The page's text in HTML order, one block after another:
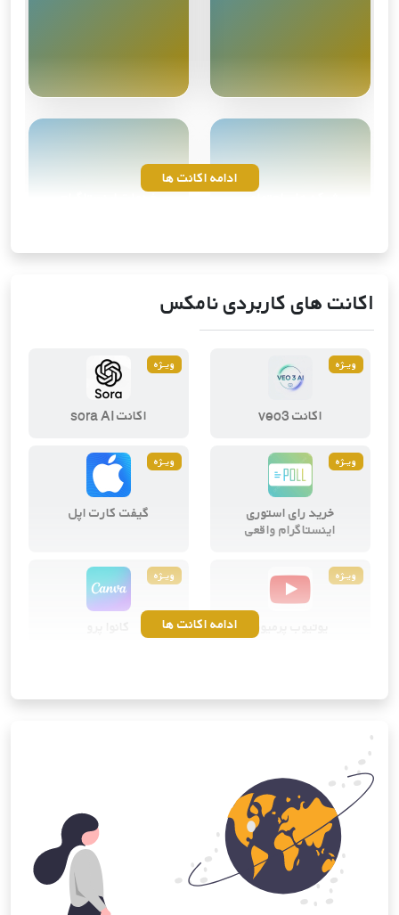
شبکه های اجتماعی
خدمات اینستاگرام
ویرایش و طراحی دیجیتال
2محصول
ابزارهای هوش مصنوعی
3محصول
ادامه اکانت ها
اکانت های کاربردی نامکس
ویــژه
اکانت veo3
ویــژه
اکانت sora AI
ویــژه
خرید رای استوری
اینستاگرام واقعی
ویــژه
گیفت کارت اپل
ویــژه
یوتیوب پرمیوم
ویــژه
ادامه اکانت ها